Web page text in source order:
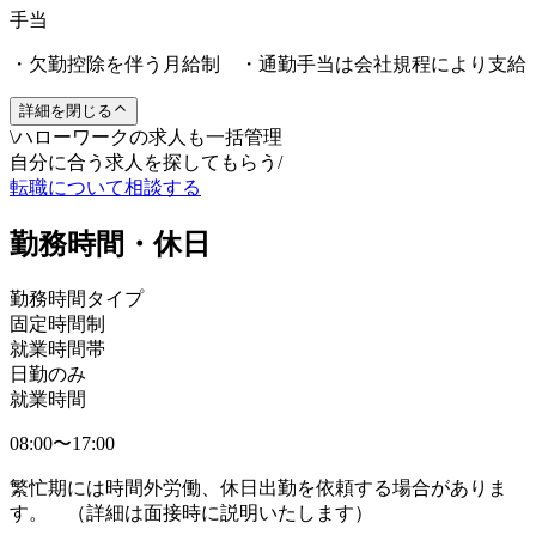
手当
・欠勤控除を伴う月給制 ・通勤手当は会社規程により支給
詳細を閉じる
\ハローワークの求人も一括管理
自分に合う求人を探してもらう /
転職について相談する
勤務時間・休日
勤務時間タイプ
固定時間制
就業時間帯
日勤のみ
就業時間
08:00〜17:00
繁忙期には時間外労働、休日出勤を依頼する場合がありま
す。 （詳細は面接時に説明いたします）